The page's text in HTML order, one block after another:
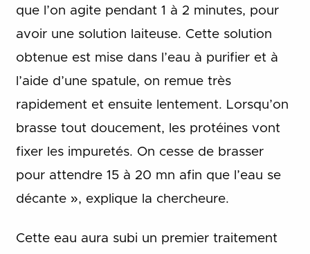
que l’on agite pendant 1 à 2 minutes, pour
avoir une solution laiteuse. Cette solution
obtenue est mise dans l’eau à purifier et à
l’aide d’une spatule, on remue très
rapidement et ensuite lentement. Lorsqu’on
brasse tout doucement, les protéines vont
fixer les impuretés. On cesse de brasser
pour attendre 15 à 20 mn afin que l’eau se
décante », explique la chercheure.
Cette eau aura subi un premier traitement